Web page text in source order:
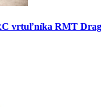
vrtuľníka RMT